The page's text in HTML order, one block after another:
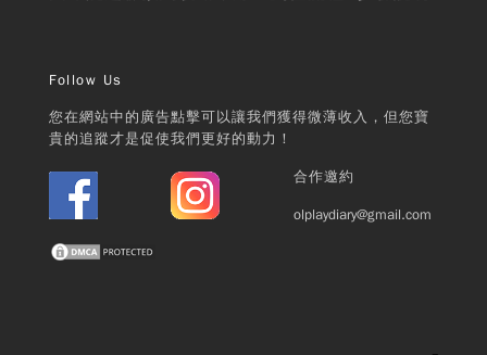
Follow Us
您在網站中的廣告點擊可以讓我們獲得微薄收入，但您寶
貴的追蹤才是促使我們更好的動力！
合作邀約
olplaydiary@gmail.com